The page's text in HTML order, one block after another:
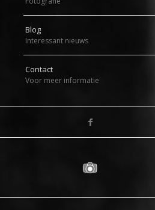
Blog
Interessant nieuws
Contact
Voor meer informatie